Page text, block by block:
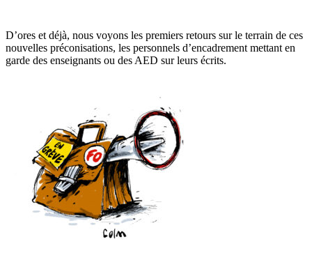
D’ores et déjà, nous voyons les premiers retours sur le terrain de ces
nouvelles préconisations, les personnels d’encadrement mettant en
garde des enseignants ou des AED sur leurs écrits.